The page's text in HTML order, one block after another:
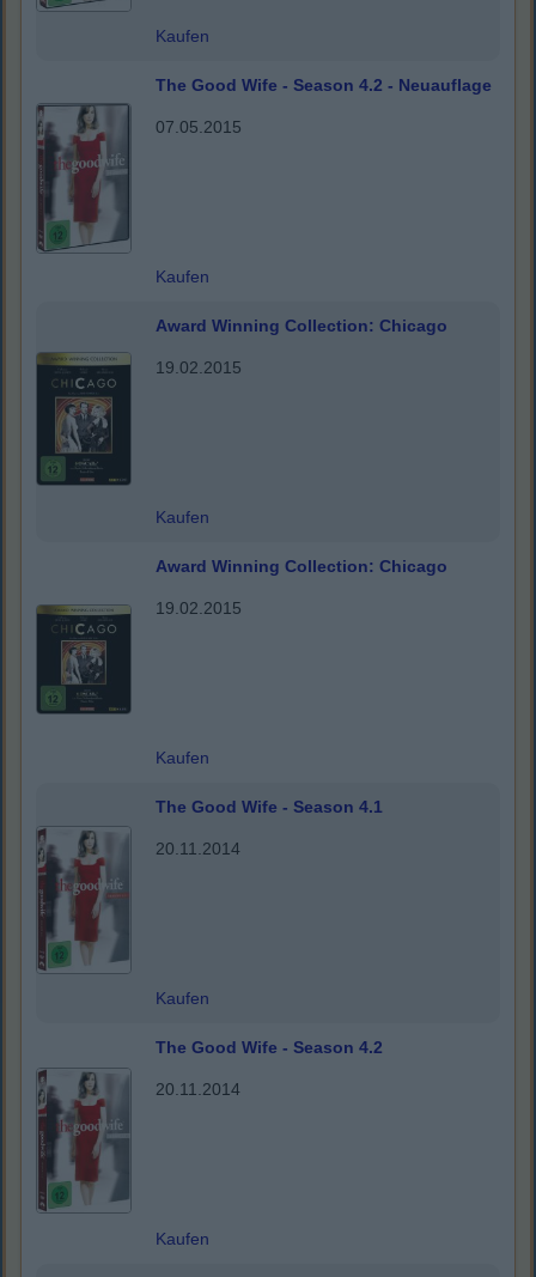
Kaufen
The Good Wife - Season 4.2 - Neuauflage
07.05.2015
Kaufen
Award Winning Collection: Chicago
19.02.2015
Kaufen
Award Winning Collection: Chicago
19.02.2015
Kaufen
The Good Wife - Season 4.1
20.11.2014
Kaufen
The Good Wife - Season 4.2
20.11.2014
Kaufen